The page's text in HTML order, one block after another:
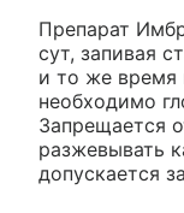
Препарат
сут, запивая
и то же время
необходимо
Запрещается
разжевывать
допускается